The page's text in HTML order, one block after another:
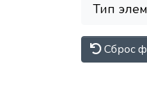
Тип
Сброс